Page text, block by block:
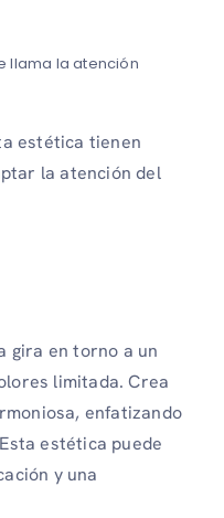
llama la atención
estética tienen
la atención del
gira en torno a un
limitada. Crea
enfatizando
estética puede
y una